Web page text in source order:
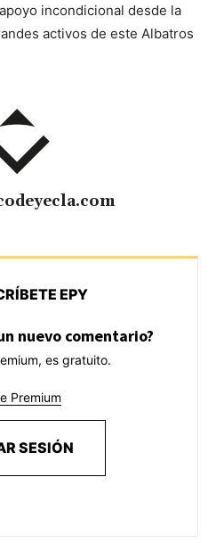
incondicional desde la
activos de este Albatros
EPY
nuevo comentario?
es gratuito.
Premium
SESIÓN